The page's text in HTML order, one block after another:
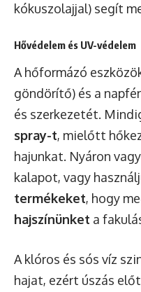
kókuszolajjal) segít
Hővédelem és UV-védelem
A hőformázó
göndörítő) és a
és szerkezetét.
spray-t, mielőtt
hajunkat. Nyáron
kalapot, vagy
termékeket, hogy
hajszínünket a
A klóros és sós víz
hajat, ezért úszás